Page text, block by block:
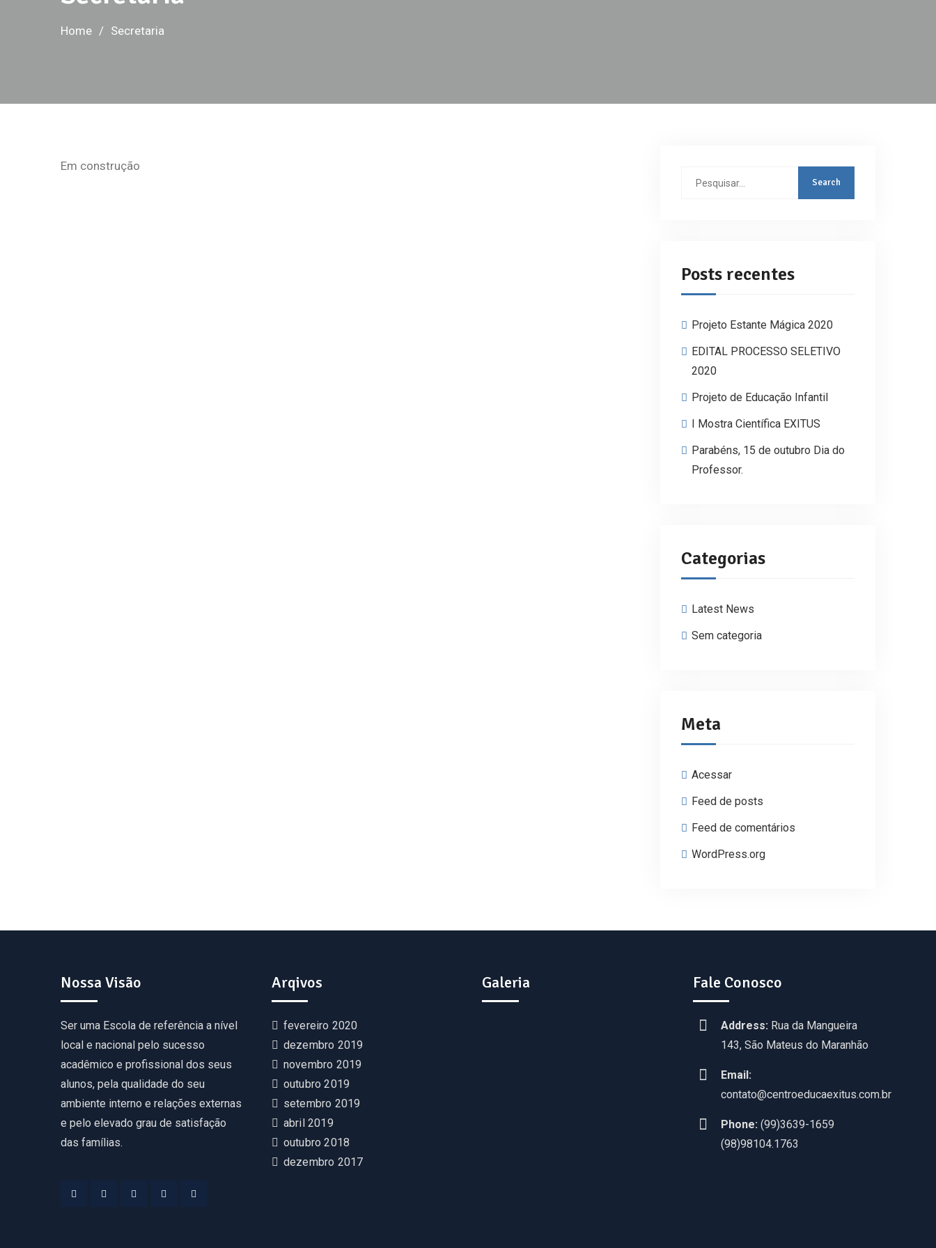
Home Secretaria
Em construção
Search
Posts recentes
Projeto Estante Mágica 2020
EDITAL PROCESSO SELETIVO
2020
Projeto de Educação Infantil
I Mostra Científica EXITUS
Parabéns, 15 de outubro Dia do
Professor.
Categorias
Latest News
Sem categoria
Meta
Acessar
Feed de posts
Feed de comentários
WordPress.org
Nossa Visão
Ser uma Escola de referência a nível
local e nacional pelo sucesso
acadêmico e profissional dos seus
alunos, pela qualidade do seu
ambiente interno e relações externas
e pelo elevado grau de satisfação
das famílias.
Arqivos
fevereiro 2020
dezembro 2019
novembro 2019
outubro 2019
setembro 2019
abril 2019
outubro 2018
dezembro 2017
Galeria Fale Conosco
Address: Rua da Mangueira
143, São Mateus do Maranhão
Email:
contato@centroeducaexitus.com.br
Phone: (99)3639-1659
(98)98104.1763